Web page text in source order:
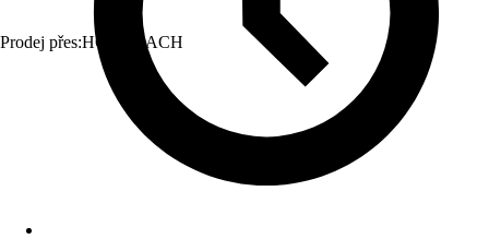
Prodej přes:HORNBACH